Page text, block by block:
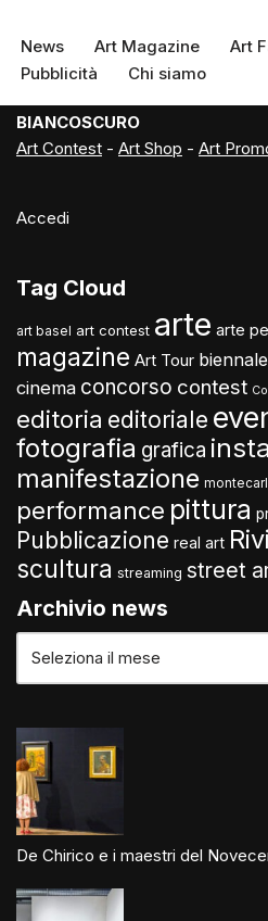
News Art Magazine Art
Pubblicità
Chi siamo
BIANCOSCURO
Art Contest - Art Shop - Art
Accedi
Tag Cloud
art basel art contest arte arte
magazine Art Tour biennale
cinema concorso contest
editoria editoriale
fotografia grafica
manifestazione
performance pittura
Pubblicazione real art
scultura streaming street
Archivio news
De Chirico e i maestri del